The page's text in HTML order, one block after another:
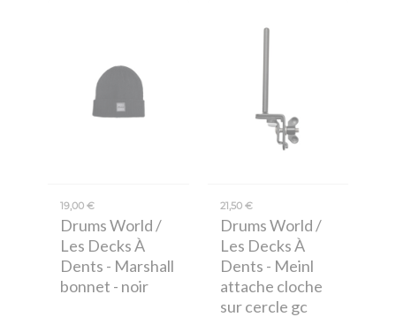
19,00 €
Drums World /
Les Decks À
Dents - Marshall
bonnet - noir
21,50 €
Drums World /
Les Decks À
Dents - Meinl
attache cloche
sur cercle gc